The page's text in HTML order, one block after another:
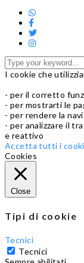
I cookie che
- per il corretto
- per mostrarti le
- per rendere la
- per analizzare il
e reattivo
Accetta tutti i
Cookies
Close
Tipi di cookie
Tecnici
Tecnici